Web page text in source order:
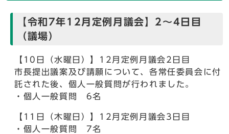
【令和7年12月定例月議会】2～4日目
（議場）
【10日（水曜日）】12月定例月議会2日目
市長提出議案及び請願について、各常任委員会に付
託された後、個人一般質問が行われました。
・個人一般質問 6名
【11日（木曜日）】12月定例月議会3日目
・個人一般質問 7名